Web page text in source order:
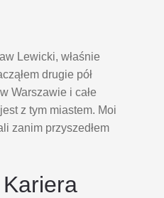
Lewicki, właśnie
drugie pół
Warszawie i całe
z tym miastem. Moi
zanim przyszedłem